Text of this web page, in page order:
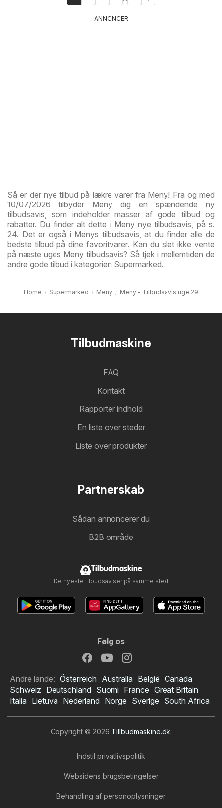
Meny tilbudsavis
ANNONCER
Så er der nye tilbud på lækre varer fra Meny! Fra og med
10/07/2026 tilbyder Meny dig en spændende ny
tilbudsavis, som indeholder masser af gode tilbud og
rabatter. Du finder alt dette i Meny nye tilbudsavis, på s.
24. Det er også i Menys tilbudsavis, at du finder alle de
bedste tilbud på dine favoritvarer. Kan du slet ikke vente
på næste uges Meny tilbudsavis? Så tjek i mellemtiden de
andre gode tilbud i kategorien Supermarked.
Home Supermarked Meny Meny - Tilbudsavis uge 29
Tilbudmaskine
FAQ
Kontakt
Rapporter indhold
En liste over steder
Liste over produkter
Partnerskab
Sådan annoncerer du
B2B område
Tilbudmaskine
De nyeste tilbudsaviser på samme sted
Følg os
Andre lande: Österreich Australia België Canada
Schweiz Deutschland Suomi France Great Britain
Italia Lietuva Nederland Norge Sverige South Africa
Copyright © 2026 Tillbudmaskine.dk.
Indstil privatlivspolitik
Websidens brugsbetingelser
Behandling af personoplysninger